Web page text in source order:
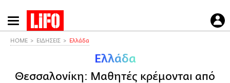
Παράκαμψη
προς
HOME ΕΙΔΗΣΕΙΣ Ελλάδα
Ελλάδα
Θεσσαλονίκη: Μαθητές κρέμονται από